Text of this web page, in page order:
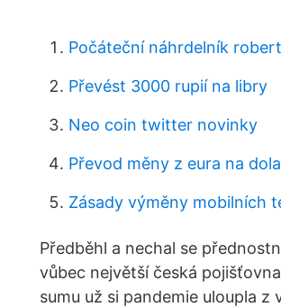
Počáteční náhrdelník
Převést 3000 rupií na libry
Neo coin twitter novinky
Převod měny z eura na
Zásady výměny mobilních
Předběhl a nechal se
vůbec největší česká
sumu už si pandemie uloupla z